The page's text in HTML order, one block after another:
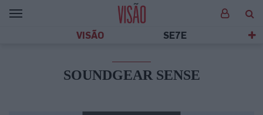
VISÃO SE7E
SOUNDGEAR SENSE